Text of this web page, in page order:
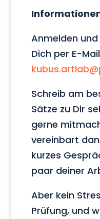
Anmelden
Dich per E-
Schreib am
Sätze zu Dir
gerne
vereinbart
kurzes
paar deiner
Aber kein
Prüfung, und